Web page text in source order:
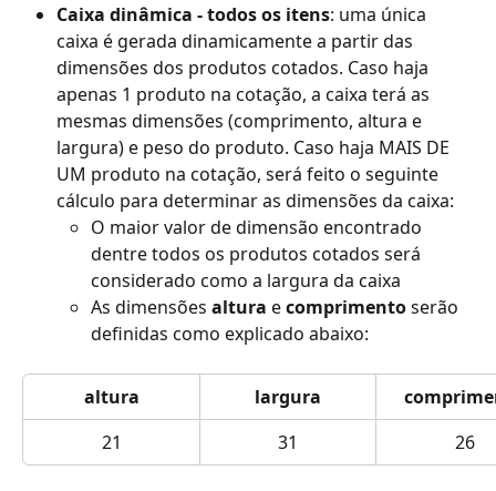
Caixa dinâmica - todos os itens: uma única
caixa é gerada dinamicamente a partir das
dimensões dos produtos cotados. Caso haja
apenas 1 produto na cotação, a caixa terá as
mesmas dimensões (comprimento, altura e
largura) e peso do produto. Caso haja MAIS DE
UM produto na cotação, será feito o seguinte
cálculo para determinar as dimensões da caixa:
O maior valor de dimensão encontrado
dentre todos os produtos cotados será
considerado como a largura da caixa
As dimensões altura e comprimento serão
definidas como explicado abaixo:
altura largura
21
31 26